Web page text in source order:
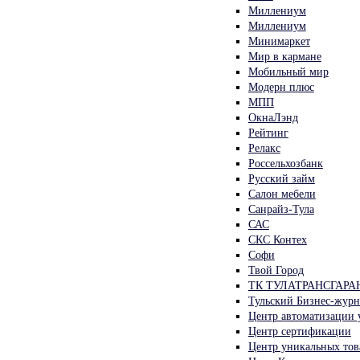
Миллениум
Миллениум
Минимаркет
Мир в кармане
Мобильный мир
Модерн плюс
МПП
ОкнаЛэнд
Рейтинг
Релакс
Россельхозбанк
Русский займ
Салон мебели
Санрайз-Тула
САС
СКС Контех
Софи
Твой Город
ТК
Тульский Бизнес-
Центр автоматизации
Центр сертификации
Центр уникальных